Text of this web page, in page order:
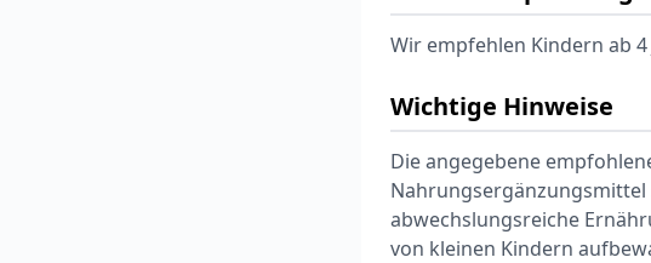
Wir empfehlen Kindern ab
Wichtige Hinweise
Die angegebene
abwechslungsreiche
von kleinen Kindern